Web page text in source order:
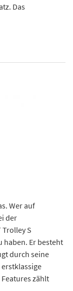
Das
Wer auf
der
Trolley S
haben. Er besteht
durch seine
zählt